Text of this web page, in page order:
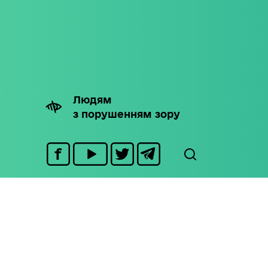
Людям
з порушенням зору